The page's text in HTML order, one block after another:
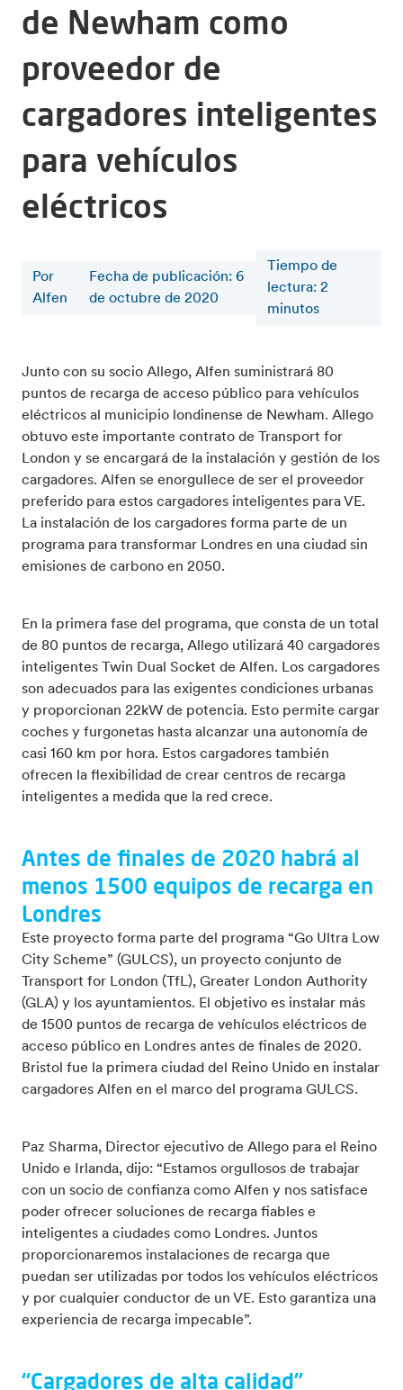
de Newham como
proveedor de
cargadores inteligentes
para vehículos
eléctricos
Por
Alfen
Fecha de publicación: 6
de octubre de 2020
Tiempo de
lectura: 2
minutos
Junto con su socio Allego, Alfen suministrará 80
puntos de recarga de acceso público para vehículos
eléctricos al municipio londinense de Newham. Allego
obtuvo este importante contrato de Transport for
London y se encargará de la instalación y gestión de los
cargadores. Alfen se enorgullece de ser el proveedor
preferido para estos cargadores inteligentes para VE.
La instalación de los cargadores forma parte de un
programa para transformar Londres en una ciudad sin
emisiones de carbono en 2050.
En la primera fase del programa, que consta de un total
de 80 puntos de recarga, Allego utilizará 40 cargadores
inteligentes Twin Dual Socket de Alfen. Los cargadores
son adecuados para las exigentes condiciones urbanas
y proporcionan 22kW de potencia. Esto permite cargar
coches y furgonetas hasta alcanzar una autonomía de
casi 160 km por hora. Estos cargadores también
ofrecen la flexibilidad de crear centros de recarga
inteligentes a medida que la red crece.
Antes de finales de 2020 habrá al
menos 1500 equipos de recarga en
Londres
Este proyecto forma parte del programa “Go Ultra Low
City Scheme” (GULCS), un proyecto conjunto de
Transport for London (TfL), Greater London Authority
(GLA) y los ayuntamientos. El objetivo es instalar más
de 1500 puntos de recarga de vehículos eléctricos de
acceso público en Londres antes de finales de 2020.
Bristol fue la primera ciudad del Reino Unido en instalar
cargadores Alfen en el marco del programa GULCS.
Paz Sharma, Director ejecutivo de Allego para el Reino
Unido e Irlanda, dijo: “Estamos orgullosos de trabajar
con un socio de confianza como Alfen y nos satisface
poder ofrecer soluciones de recarga fiables e
inteligentes a ciudades como Londres. Juntos
proporcionaremos instalaciones de recarga que
puedan ser utilizadas por todos los vehículos eléctricos
y por cualquier conductor de un VE. Esto garantiza una
experiencia de recarga impecable”.
“Cargadores de alta calidad”